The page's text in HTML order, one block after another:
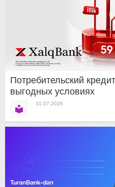
Потребительский
выгодных условиях
31.07.2026